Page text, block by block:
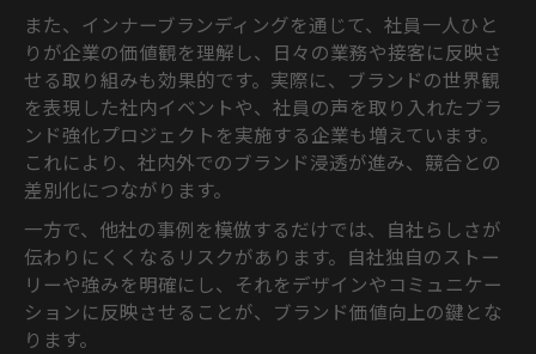
また、インナーブランディングを通じて、社員一人ひと
りが企業の価値観を理解し、日々の業務や接客に反映さ
せる取り組みも効果的です。実際に、ブランドの世界観
を表現した社内イベントや、社員の声を取り入れたブラ
ンド強化プロジェクトを実施する企業も増えています。
これにより、社内外でのブランド浸透が進み、競合との
差別化につながります。
一方で、他社の事例を模倣するだけでは、自社らしさが
伝わりにくくなるリスクがあります。自社独自のストー
リーや強みを明確にし、それをデザインやコミュニケー
ションに反映させることが、ブランド価値向上の鍵とな
ります。